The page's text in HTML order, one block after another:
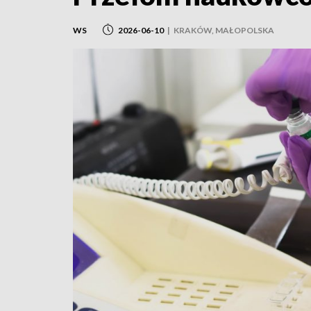
WS 2026-06-10 | KRAKÓW, MAŁOPOLSKA